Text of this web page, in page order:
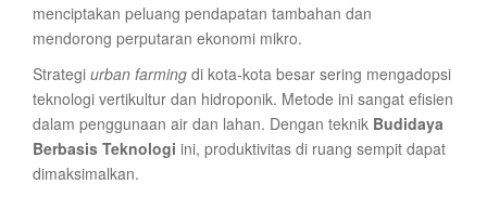
menciptakan peluang pendapatan tambahan dan
mendorong perputaran ekonomi mikro.
Strategi urban farming di kota-kota besar sering mengadopsi
teknologi vertikultur dan hidroponik. Metode ini sangat efisien
dalam penggunaan air dan lahan. Dengan teknik Budidaya
Berbasis Teknologi ini, produktivitas di ruang sempit dapat
dimaksimalkan.